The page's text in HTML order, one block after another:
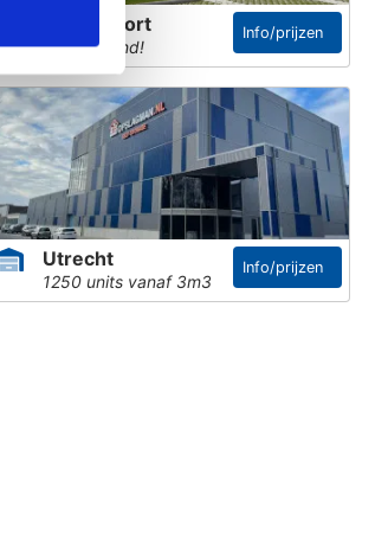
Amersfoort
Nu geopend!
Info/prijzen
Utrecht
1250 units vanaf 3m3
Info/prijzen